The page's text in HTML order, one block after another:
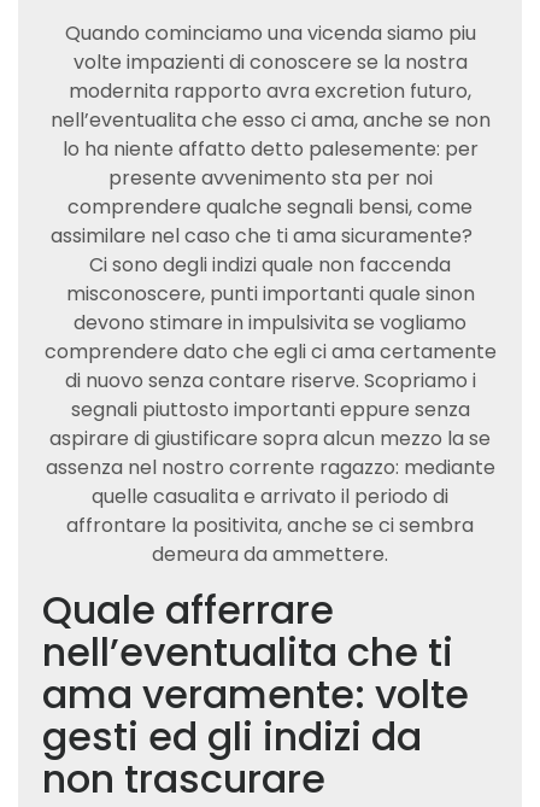
Quando cominciamo una vicenda siamo piu
volte impazienti di conoscere se la nostra
modernita rapporto avra excretion futuro,
nell’eventualita che esso ci ama, anche se non
lo ha niente affatto detto palesemente: per
presente avvenimento sta per noi
comprendere qualche segnali bensi, come
assimilare nel caso che ti ama sicuramente?
Ci sono degli indizi quale non faccenda
misconoscere, punti importanti quale sinon
devono stimare in impulsivita se vogliamo
comprendere dato che egli ci ama certamente
di nuovo senza contare riserve. Scopriamo i
segnali piuttosto importanti eppure senza
aspirare di giustificare sopra alcun mezzo la se
assenza nel nostro corrente ragazzo: mediante
quelle casualita e arrivato il periodo di
affrontare la positivita, anche se ci sembra
demeura da ammettere.
Quale afferrare
nell’eventualita che ti
ama veramente: volte
gesti ed gli indizi da
non trascurare